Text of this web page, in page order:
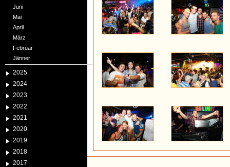
Juni
Mai
April
März
Februar
Jänner
2025
2024
2023
2022
2021
2020
2019
2018
2017